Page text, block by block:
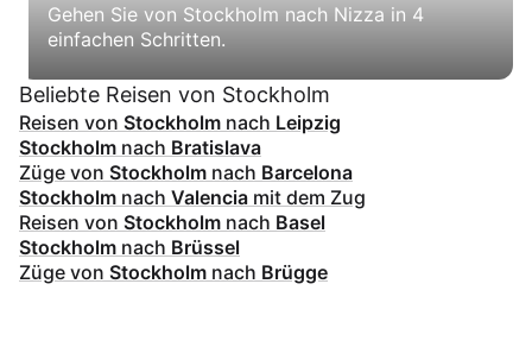
Gehen Sie von Stockholm nach Nizza in 4
einfachen Schritten.
Beliebte Reisen von Stockholm
Reisen von Stockholm nach Leipzig
Stockholm nach Bratislava
Züge von Stockholm nach Barcelona
Stockholm nach Valencia mit dem Zug
Reisen von Stockholm nach Basel
Stockholm nach Brüssel
Züge von Stockholm nach Brügge